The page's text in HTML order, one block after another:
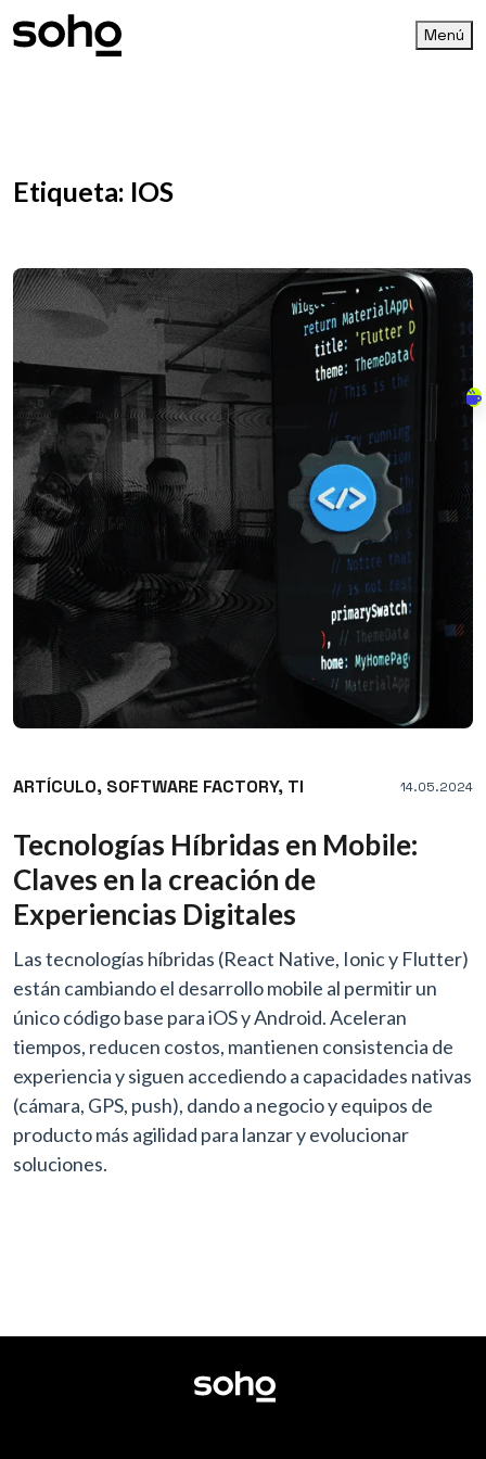
Menú
Etiqueta: IOS
ARTÍCULO, SOFTWARE FACTORY, TI 14.05.2024
Tecnologías Híbridas en Mobile:
Claves en la creación de
Experiencias Digitales
Las tecnologías híbridas (React Native, Ionic y Flutter)
están cambiando el desarrollo mobile al permitir un
único código base para iOS y Android. Aceleran
tiempos, reducen costos, mantienen consistencia de
experiencia y siguen accediendo a capacidades nativas
(cámara, GPS, push), dando a negocio y equipos de
producto más agilidad para lanzar y evolucionar
soluciones.